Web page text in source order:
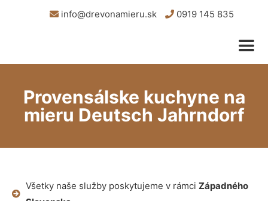
info@drevonamieru.sk 0919 145 835
Provensálske kuchyne na
mieru Deutsch Jahrndorf
Všetky naše služby poskytujeme v rámci Západného